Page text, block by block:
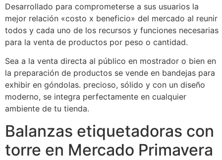
Desarrollado para comprometerse a sus usuarios la
mejor relación «costo x beneficio» del mercado al reunir
todos y cada uno de los recursos y funciones necesarias
para la venta de productos por peso o cantidad.
Sea a la venta directa al público en mostrador o bien en
la preparación de productos se vende en bandejas para
exhibir en góndolas. precioso, sólido y con un diseño
moderno, se integra perfectamente en cualquier
ambiente de tu tienda.
Balanzas etiquetadoras con
torre en Mercado Primavera